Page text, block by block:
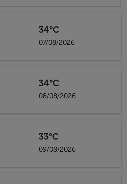
34°C
07/08/2026
34°C
08/08/2026
33°C
09/08/2026